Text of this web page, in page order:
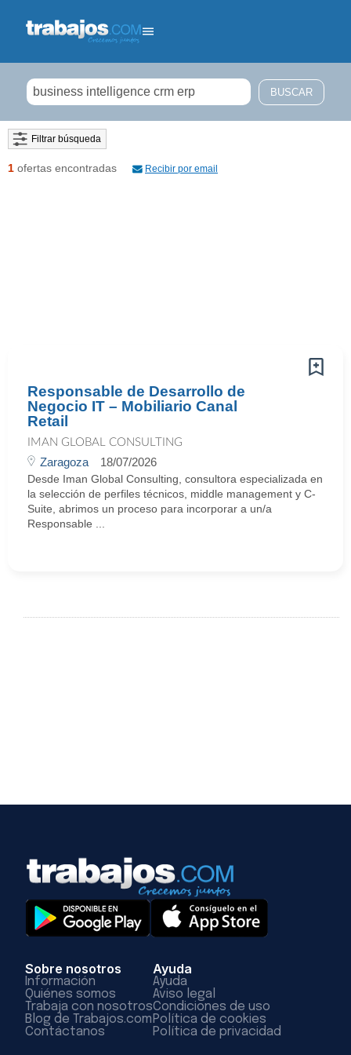
Filtrar búsqueda
1 ofertas encontradas Recibir por email
Responsable de Desarrollo de
Negocio IT – Mobiliario Canal
Retail
IMAN GLOBAL CONSULTING
Zaragoza 18/07/2026
Desde Iman Global Consulting, consultora especializada en
la selección de perfiles técnicos, middle management y C-
Suite, abrimos un proceso para incorporar a un/a
Responsable ...
Sobre nosotros
Información
Quiénes somos
Trabaja con nosotros
Blog de Trabajos.com
Contáctanos
Ayuda
Ayuda
Aviso legal
Condiciones de uso
Política de cookies
Política de privacidad